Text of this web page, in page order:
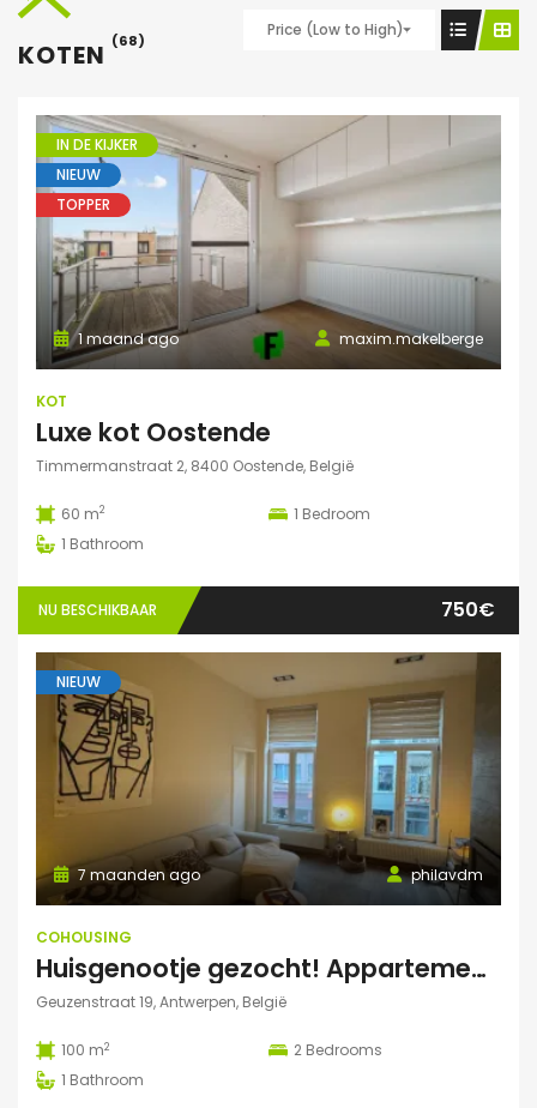
KOTEN (68)
Price (Low to High)
IN DE KIJKER
NIEUW
TOPPER
maxim.makelberge
1 maand ago
KOT
Luxe kot Oostende
Timmermanstraat 2, 8400 Oostende, België
60 m2 1 Bedroom
1 Bathroom
NU BESCHIKBAAR 750€
NIEUW
philavdm
7 maanden ago
COHOUSING
Huisgenootje gezocht! Appartement aan het Marnixplein, Antwerpen Zuid
Geuzenstraat 19, Antwerpen, België
100 m2 2 Bedrooms
1 Bathroom